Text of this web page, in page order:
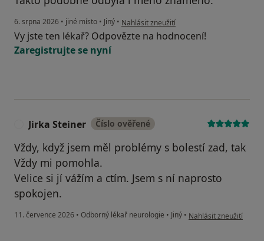
6. srpna 2026 • jiné místo • Jiný • podle názoru uživatele M
Nahlásit zneužití
Vy jste ten lékař? Odpovězte na hodnocení!
Zaregistrujte se nyní
Jirka Steiner Číslo ověřené
Vždy, když jsem měl problémy s bolestí zad, tak
Vždy mi pomohla.
Velice si jí vážím a ctím. Jsem s ní naprosto
spokojen.
11. července 2026 • Odborný lékař neurologie • Jiný • podle názoru uživatele
Nahlásit zneužití